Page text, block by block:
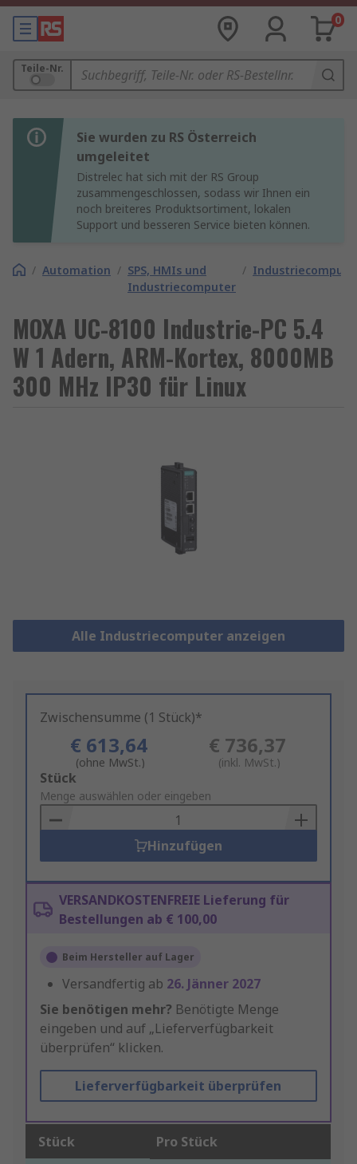
0
Teile-Nr.
Sie wurden zu RS Österreich
umgeleitet
Distrelec hat sich mit der RS Group
zusammengeschlossen, sodass wir Ihnen ein
noch breiteres Produktsortiment, lokalen
Support und besseren Service bieten können.
/ Automation / SPS, HMIs und
Industriecomputer
/
MOXA UC-8100 Industrie-PC 5.4
W 1 Adern, ARM-Kortex, 8000MB
300 MHz IP30 für Linux
Alle Industriecomputer anzeigen
Zwischensumme (1 Stück)*
€ 613,64
(ohne MwSt.)
€ 736,37
(inkl. MwSt.)
Add
to
Basket
Stück
Menge auswählen oder eingeben
Hinzufügen
VERSANDKOSTENFREIE Lieferung für
Bestellungen ab € 100,00
Beim Hersteller auf Lager
Versandfertig ab 26. Jänner 2027
Sie benötigen mehr? Benötigte Menge
eingeben und auf „Lieferverfügbarkeit
überprüfen“ klicken.
Lieferverfügbarkeit überprüfen
Stück Pro Stück